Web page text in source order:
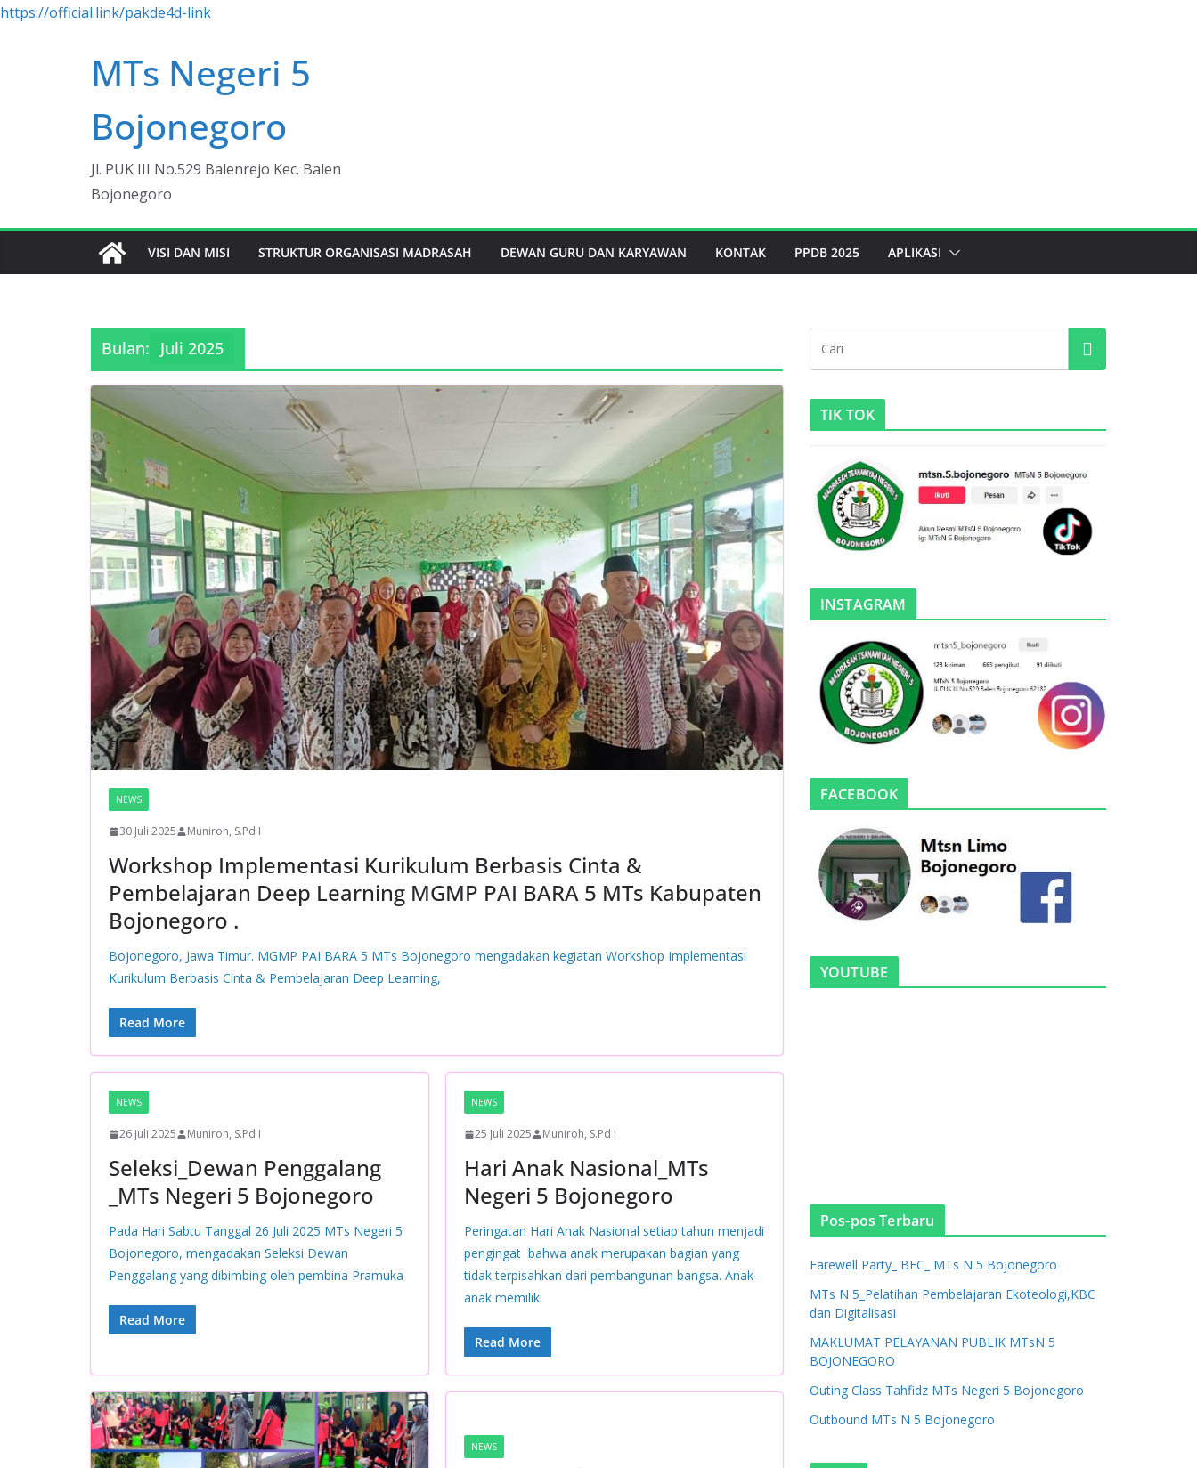
https://official.link/pakde4d-link
MTs Negeri 5
Bojonegoro
Jl. PUK III No.529 Balenrejo Kec. Balen
Bojonegoro
VISI DAN MISI STRUKTUR ORGANISASI MADRASAH DEWAN GURU DAN KARYAWAN KONTAK PPDB 2025 APLIKASI
Bulan: Juli 2025
NEWS
30 Juli 2025 Muniroh, S.Pd I
Workshop Implementasi Kurikulum Berbasis Cinta &
Pembelajaran Deep Learning MGMP PAI BARA 5 MTs Kabupaten
Bojonegoro .
Bojonegoro, Jawa Timur. MGMP PAI BARA 5 MTs Bojonegoro mengadakan kegiatan Workshop Implementasi
Kurikulum Berbasis Cinta & Pembelajaran Deep Learning,
Read More
NEWS
26 Juli 2025 Muniroh, S.Pd I
Seleksi_Dewan Penggalang
_MTs Negeri 5 Bojonegoro
Pada Hari Sabtu Tanggal 26 Juli 2025 MTs Negeri 5
Bojonegoro, mengadakan Seleksi Dewan
Penggalang yang dibimbing oleh pembina Pramuka
Read More
NEWS
25 Juli 2025 Muniroh, S.Pd I
Hari Anak Nasional_MTs
Negeri 5 Bojonegoro
Peringatan Hari Anak Nasional setiap tahun menjadi
pengingat bahwa anak merupakan bagian yang
tidak terpisahkan dari pembangunan bangsa. Anak-
anak memiliki
Read More
NEWS
TIK TOK
INSTAGRAM
FACEBOOK
YOUTUBE
Pos-pos Terbaru
Farewell Party_ BEC_ MTs N 5 Bojonegoro
MTs N 5_Pelatihan Pembelajaran Ekoteologi,KBC
dan Digitalisasi
MAKLUMAT PELAYANAN PUBLIK MTsN 5
BOJONEGORO
Outing Class Tahfidz MTs Negeri 5 Bojonegoro
Outbound MTs N 5 Bojonegoro